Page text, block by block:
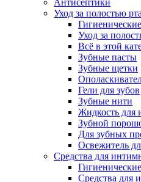
Антисептики
Уход за полостью рта
Уход за
Всё в этой
Зубные пасты
Зубные щетки
Гели для зубов
Зубные нити
Жидкость для
Зубной
Для зубных
Освежитель
Средства для
Средства для